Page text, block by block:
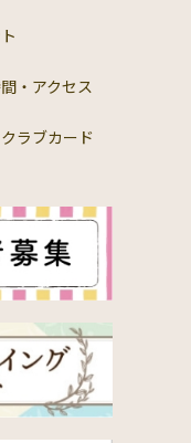
・アクセス
ラブカード